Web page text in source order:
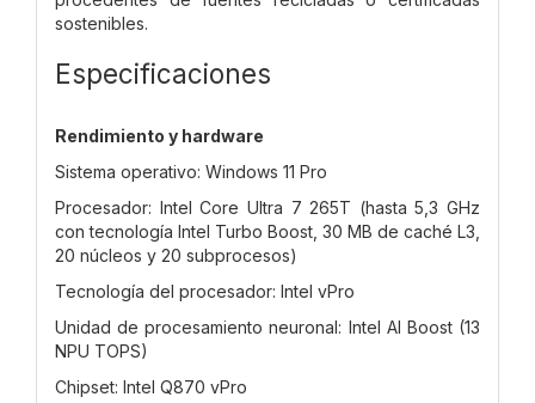
sostenibles.
Especificaciones
Rendimiento y hardware
Sistema operativo: Windows 11 Pro
Procesador: Intel Core Ultra 7 265T (hasta 5,3 GHz
con tecnología Intel Turbo Boost, 30 MB de caché L3,
20 núcleos y 20 subprocesos)
Tecnología del procesador: Intel vPro
Unidad de procesamiento neuronal: Intel AI Boost (13
NPU TOPS)
Chipset: Intel Q870 vPro